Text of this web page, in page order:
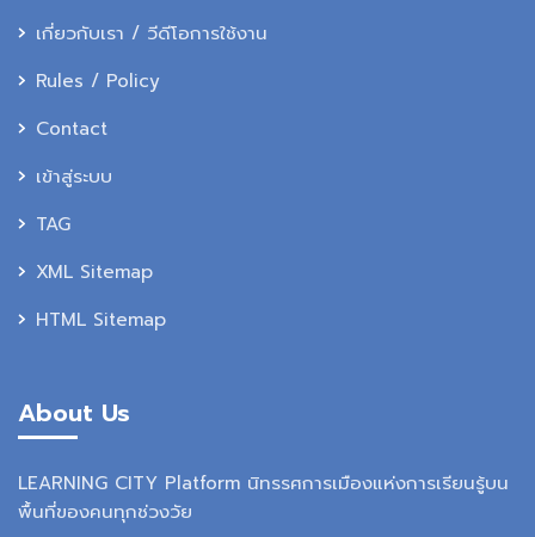
เกี่ยวกับเรา / วีดีโอการใช้งาน
Rules / Policy
Contact
เข้าสู่ระบบ
TAG
XML Sitemap
HTML Sitemap
About Us
LEARNING CITY Platform นิทรรศการเมืองแห่งการเรียนรู้บน
พื้นที่ของคนทุกช่วงวัย